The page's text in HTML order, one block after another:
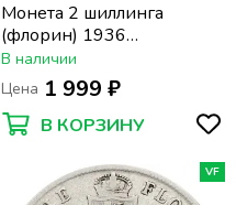
Монета 2 шиллинга
(флорин) 1936
Великобритания
В наличии
Цена 1 999 ₽
В КОРЗИНУ
VF